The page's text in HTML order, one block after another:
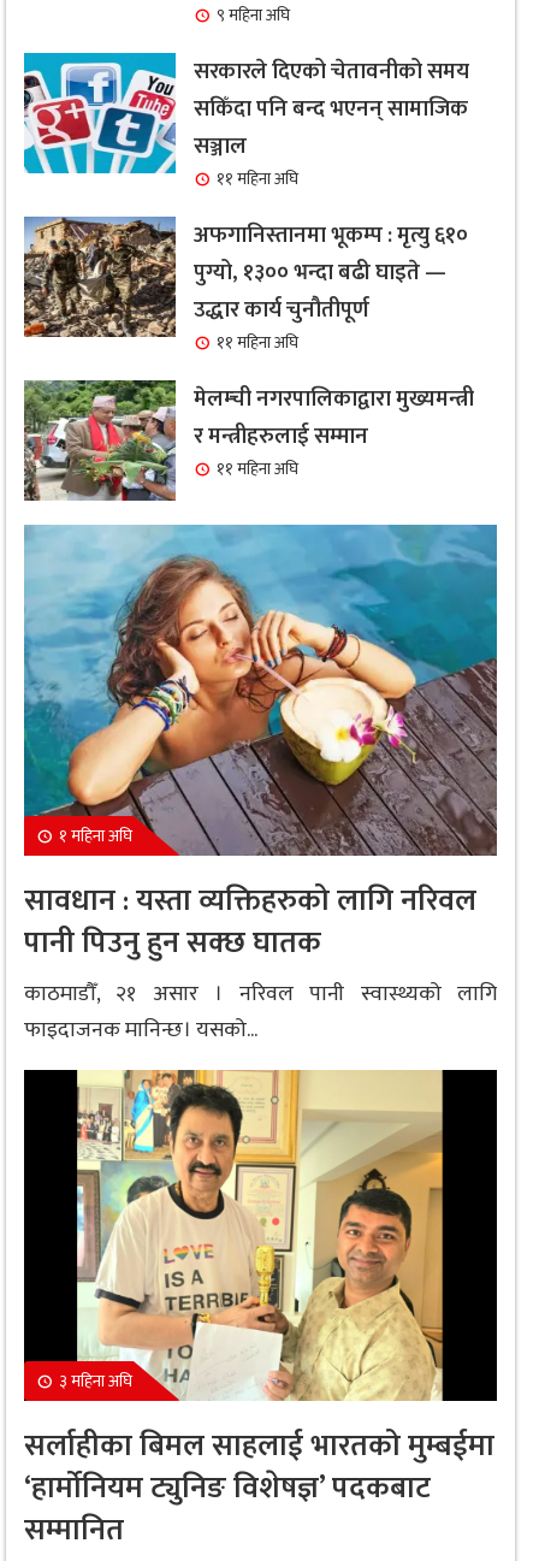
९ महिना अघि
सरकारले दिएको चेतावनीको समय
सकिँदा पनि बन्द भएनन् सामाजिक
सञ्जाल
११ महिना अघि
अफगानिस्तानमा भूकम्प : मृत्यु ६१०
पुग्यो, १३०० भन्दा बढी घाइते —
उद्धार कार्य चुनौतीपूर्ण
११ महिना अघि
मेलम्ची नगरपालिकाद्वारा मुख्यमन्त्री
र मन्त्रीहरुलाई सम्मान
११ महिना अघि
१ महिना अघि
सावधान : यस्ता व्यक्तिहरुको लागि नरिवल
पानी पिउनु हुन सक्छ घातक
काठमाडौँ, २१ असार । नरिवल पानी स्वास्थ्यको लागि
फाइदाजनक मानिन्छ। यसको...
३ महिना अघि
सर्लाहीका बिमल साहलाई भारतको मुम्बईमा
‘हार्मोनियम ट्युनिङ विशेषज्ञ’ पदकबाट
सम्मानित